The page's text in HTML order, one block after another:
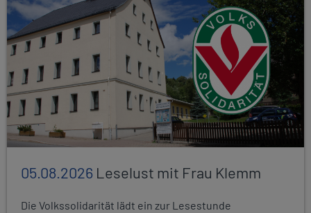
05.08.2026 Leselust mit Frau Klemm
Die Volkssolidarität lädt ein zur Lesestunde